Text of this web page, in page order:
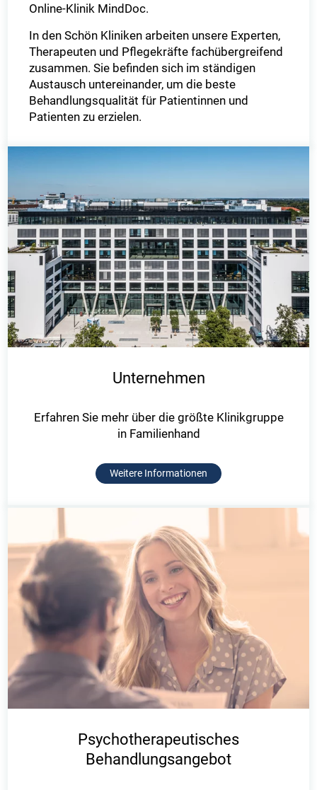
Online-Klinik MindDoc.
In den Schön Kliniken arbeiten unsere Experten,
Therapeuten und Pflegekräfte fachübergreifend
zusammen. Sie befinden sich im ständigen
Austausch untereinander, um die beste
Behandlungsqualität für Patientinnen und
Patienten zu erzielen.
Unternehmen
Erfahren Sie mehr über die größte Klinikgruppe
in Familienhand
Weitere Informationen
Psychotherapeutisches
Behandlungsangebot